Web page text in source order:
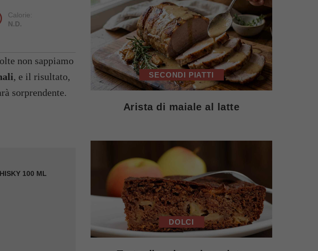
Calorie:
N.D.
non sappiamo
, e il risultato,
sorprendente.
100 ML
SECONDI PIATTI
Arista di maiale al latte
DOLCI